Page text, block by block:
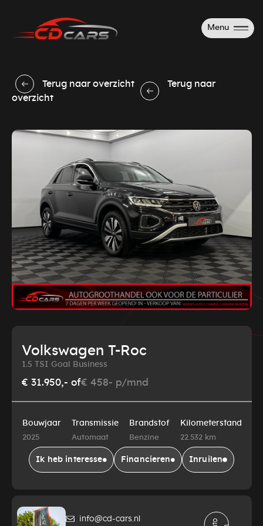
Menu
Terug naar overzicht
Terug naar
overzicht
Volkswagen T-Roc
1.5 TSI Goal Business
€ 31.950,- of€ 458- p/mnd
Bouwjaar
2025
Transmissie
Automaat
Brandstof
Benzine
Kilometerstand
22.532 km
Ik heb interesse Financieren Inruilen
info@cd-cars.nl